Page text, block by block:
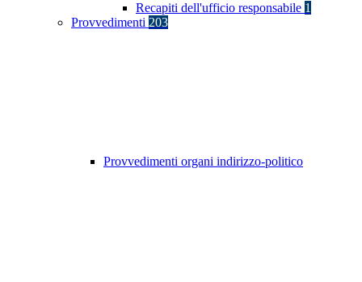
Recapiti dell'ufficio responsabile 1
Provvedimenti 203
Provvedimenti organi indirizzo-politico